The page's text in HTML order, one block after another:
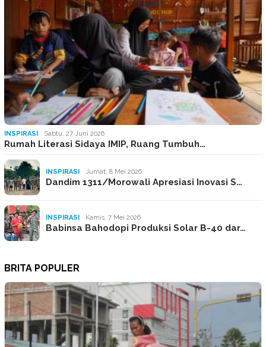
INSPIRASI Sabtu, 27 Juni 2026
Rumah Literasi Sidaya IMIP, Ruang Tumbuh…
INSPIRASI Jumat, 8 Mei 2026
Dandim 1311/Morowali Apresiasi Inovasi S…
INSPIRASI Kamis, 7 Mei 2026
Babinsa Bahodopi Produksi Solar B-40 dar…
BRITA POPULER